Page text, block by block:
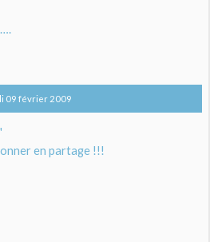
09 février 2009
en partage !!!